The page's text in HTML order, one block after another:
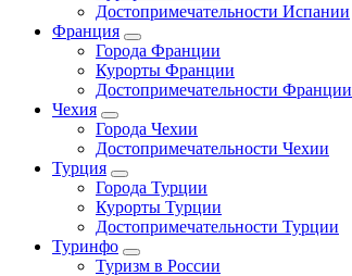
Достопримечательности Испании
Франция
Города Франции
Курорты Франции
Достопримечательности Франции
Чехия
Города Чехии
Достопримечательности Чехии
Турция
Города Турции
Курорты Турции
Достопримечательности Турции
Туринфо
Туризм в России